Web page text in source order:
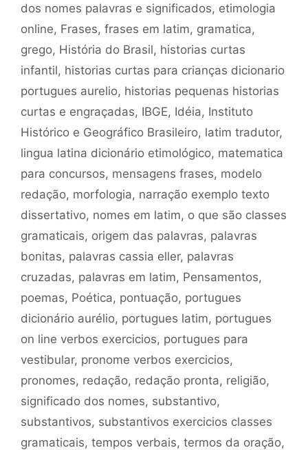
dos nomes palavras e significados, etimologia
online, Frases, frases em latim, gramatica,
grego, História do Brasil, historias curtas
infantil, historias curtas para crianças dicionario
portugues aurelio, historias pequenas historias
curtas e engraçadas, IBGE, Idéia, Instituto
Histórico e Geográfico Brasileiro, latim tradutor,
lingua latina dicionário etimológico, matematica
para concursos, mensagens frases, modelo
redação, morfologia, narração exemplo texto
dissertativo, nomes em latim, o que são classes
gramaticais, origem das palavras, palavras
bonitas, palavras cassia eller, palavras
cruzadas, palavras em latim, Pensamentos,
poemas, Poética, pontuação, portugues
dicionário aurélio, portugues latim, portugues
on line verbos exercicios, portugues para
vestibular, pronome verbos exercicios,
pronomes, redação, redação pronta, religião,
significado dos nomes, substantivo,
substantivos, substantivos exercicios classes
gramaticais, tempos verbais, termos da oração,